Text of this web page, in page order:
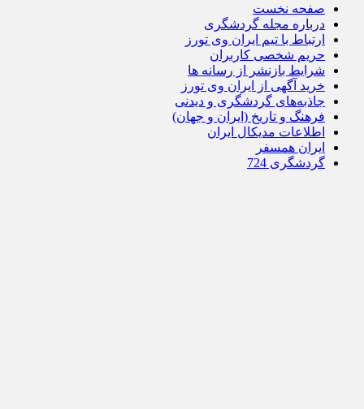
صفحه نخست
درباره مجله گردشگری
ارتباط با تیم ایران وی تورز
حریم شخصی کاربران
شرایط بازنشر از رسانه ها
خرید آگهی از ایران وی تورز
جاذبه‌های گردشگری و دیدنی
فرهنگ و تاریخ (ایران و جهان)
اطلاعات مدیکال ایران
ایران همسفر
گردشگری 724